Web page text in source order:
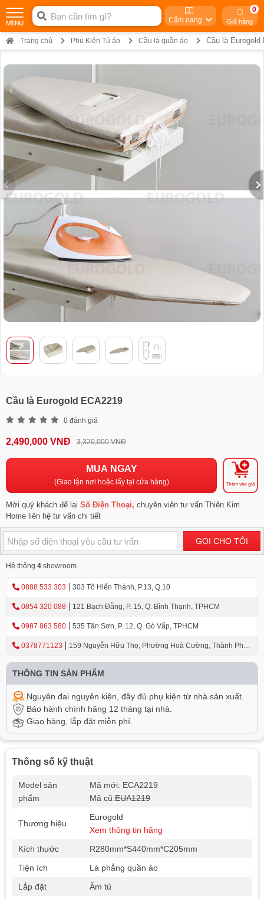
Cẩm nang Giỏ hàng
0
Trang chủ Phụ Kiện Tủ áo Cầu là quần áo Cầu là Eurogold
Cầu là Eurogold ECA2219
0 đánh giá
2,490,000 VNĐ 3,320,000 VNĐ
MUA NGAY
(Giao tận nơi hoặc lấy tại cửa hàng) Thêm vào giỏ
Mời quý khách để lại Số Điện Thoại, chuyên viên tư vấn Thiên Kim
Home liên hệ tư vấn chi tiết
GỌI CHO TÔI
Hệ thống 4 showroom
0888 533 303 303 Tô Hiến Thành, P.13, Q.10
0854 320 088 121 Bạch Đằng, P. 15, Q. Bình Thạnh, TPHCM
0987 863 580 535 Tân Sơn, P. 12, Q. Gò Vấp, TPHCM
0378771123
159 Nguyễn Hữu Thọ, Phường Hoà Cường, Thành Phố
THÔNG TIN SẢN PHẨM
Nguyên đai nguyên kiện, đầy đủ phụ kiện từ nhà sản xuất.
Bảo hành chính hãng 12 tháng tại nhà.
Giao hàng, lắp đặt miễn phí.
Thông số kỹ thuật
Model sản
phẩm
Mã mới: ECA2219
Mã cũ:EUA1219
Thương hiệu
Eurogold
Xem thông tin hãng
Kích thước
R280mm*S440mm*C205mm
Tiện ích
Là phẳng quần áo
Lắp đặt
Âm tủ